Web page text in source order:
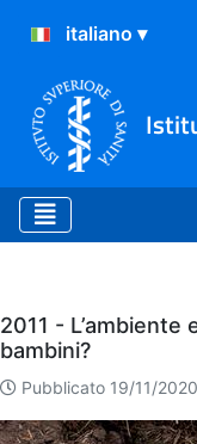
Eventi
2011 -
bambini?
Pubblicato 19/11/